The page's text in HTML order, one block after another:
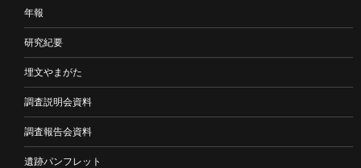
年報
研究紀要
埋文やまがた
調査説明会資料
調査報告会資料
遺跡パンフレット